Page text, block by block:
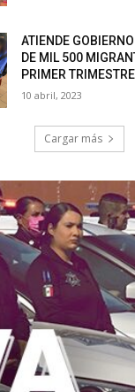
ATIENDE
DE MIL 500
PRIMER
10 abril, 2023
Cargar más